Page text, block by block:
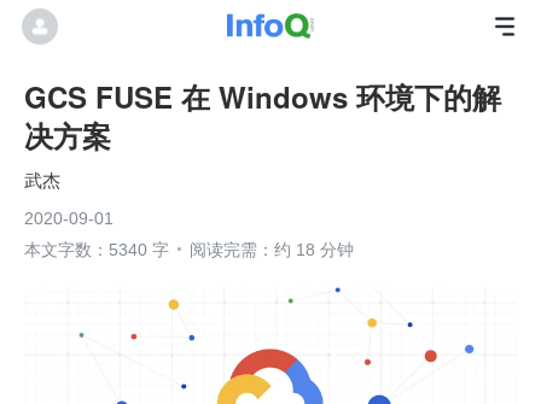
GCS FUSE 在 Windows 环境下的解
决方案
武杰
2020-09-01
本文字数：5340 字
阅读完需：约 18 分钟